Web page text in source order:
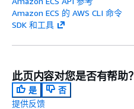
Amazon ECS 的 AWS CLI 命令
SDK 和工具
此页内容对您是否有帮助？
是
否
提供反馈